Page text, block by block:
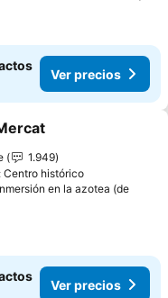
Ver precios
a favoritos
1.949
Centro histórico
en la azotea (de
Ver precios